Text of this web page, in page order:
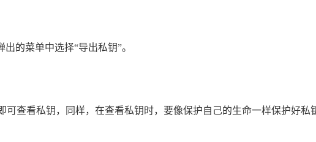
的菜单中选择“导出私钥”。
查看私钥，同样，在查看私钥时，要像保护自己的生命一样保护好私